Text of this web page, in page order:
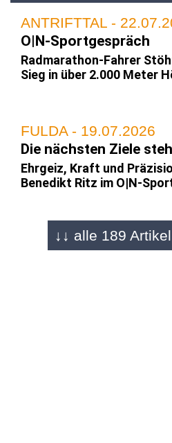
ANTRIFTTAL -
O|N-Sportgespräch
Radmarathon-Fahrer
Sieg in über 2.000 Meter
FULDA - 19.07.2026
Die nächsten Ziele
Ehrgeiz, Kraft und
Benedikt Ritz im O|N-
FULDA - 29.06.2026
↓↓ alle 189